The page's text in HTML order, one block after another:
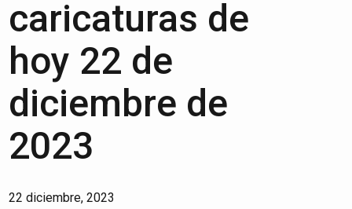
caricaturas de
hoy 22 de
diciembre de
2023
22 diciembre, 2023